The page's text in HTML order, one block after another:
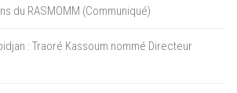
du RASMOMM (Communiqué)
: Traoré Kassoum nommé Directeur